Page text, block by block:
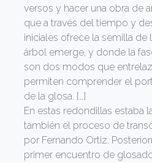
versos y hacer una obra de
que a través del tiempo y
iniciales ofrece la semilla
árbol emerge, y donde la
son dos modos que
permiten comprender el
de la glosa. […]
En estas redondillas estaba
también el proceso de
por Fernando Ortiz.
primer encuentro de